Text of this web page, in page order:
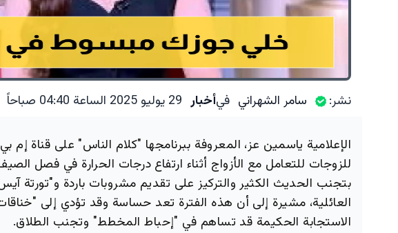
نشر: سامر الشهراني فيأخبار 29 يوليو 2025 الساعة 04:40 صباحاً
الإعلامية ياسمين عز، المعروفة ببرنامجها "كلام الناس" على قناة
للزوجات للتعامل مع الأزواج أثناء ارتفاع درجات الحرارة في فصل
بتجنب الحديث الكثير والتركيز على تقديم مشروبات باردة و"تورتة
العائلية، مشيرة إلى أن هذه الفترة تعد حساسة وقد تؤدي إلى
الاستجابة الحكيمة قد تساهم في "إحباط المخطط" وتجنب الطلاق.